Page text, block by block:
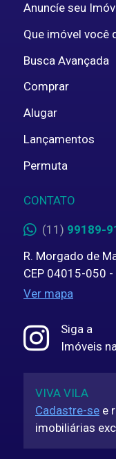
Anuncíe seu
Que imóvel você
Busca Avançada
Comprar
Alugar
Lançamentos
Permuta
CONTATO
(11) 99189-
R. Morgado de
CEP 04015-050 -
Ver mapa
Siga a
Imóveis
VIVA VILA
Cadastre-se e
imobiliárias